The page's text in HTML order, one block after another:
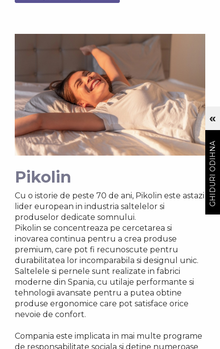
Pikolin
Cu o istorie de peste 70 de ani, Pikolin este astazi
lider european in industria saltelelor si
produselor dedicate somnului.
Pikolin se concentreaza pe cercetarea si
inovarea continua pentru a crea produse
premium, care pot fi recunoscute pentru
durabilitatea lor incomparabila si designul unic.
Saltelele si pernele sunt realizate in fabrici
moderne din Spania, cu utilaje performante si
tehnologii avansate pentru a putea obtine
produse ergonomice care pot satisface orice
nevoie de confort.
Compania este implicata in mai multe programe
de responsabilitate sociala si detine numeroase
«
GHIDURI ODIHNA